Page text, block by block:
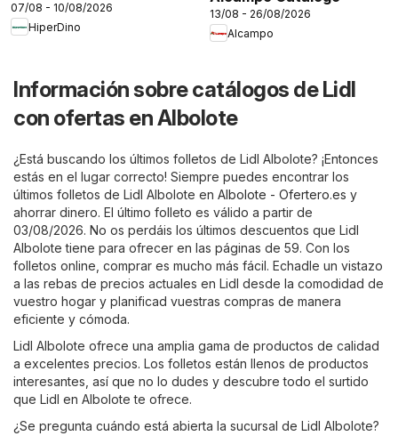
07/08 - 10/08/2026
HiperDino
13/08 - 26/08/2026
Alcampo
Información sobre catálogos de Lidl
con ofertas en Albolote
¿Está buscando los últimos folletos de Lidl Albolote? ¡Entonces
estás en el lugar correcto! Siempre puedes encontrar los
últimos folletos de Lidl Albolote en Albolote - Ofertero.es y
ahorrar dinero. El último folleto es válido a partir de
03/08/2026. No os perdáis los últimos descuentos que Lidl
Albolote tiene para ofrecer en las páginas de 59. Con los
folletos online, comprar es mucho más fácil. Echadle un vistazo
a las rebas de precios actuales en Lidl desde la comodidad de
vuestro hogar y planificad vuestras compras de manera
eficiente y cómoda.
Lidl Albolote ofrece una amplia gama de productos de calidad
a excelentes precios. Los folletos están llenos de productos
interesantes, así que no lo dudes y descubre todo el surtido
que Lidl en Albolote te ofrece.
¿Se pregunta cuándo está abierta la sucursal de Lidl Albolote?